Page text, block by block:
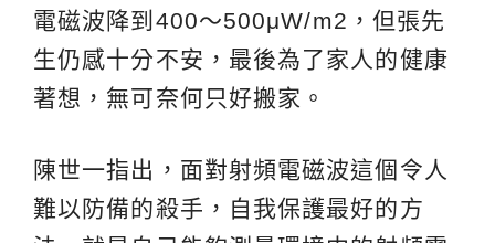
電磁波降到400～500μW/m2，但張先
生仍感十分不安，最後為了家人的健康
著想，無可奈何只好搬家。
陳世一指出，面對射頻電磁波這個令人
難以防備的殺手，自我保護最好的方